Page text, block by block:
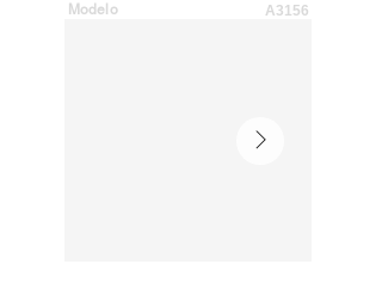
Modelo A3156